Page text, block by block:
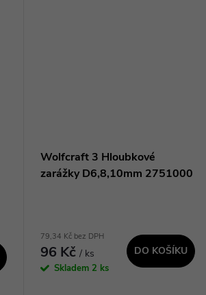
Wolfcraft 3 Hloubkové
zarážky D6,8,10mm 2751000
79,34 Kč bez DPH
96 Kč/ ks
Skladem 2 ks
DO KOŠÍKU